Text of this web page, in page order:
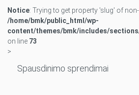
Notice: Trying to get property 'slug' of
/home/bmk/public_html/wp-
content/themes/bmk/includes/
on line 73
>
Spausdinimo sprendimai